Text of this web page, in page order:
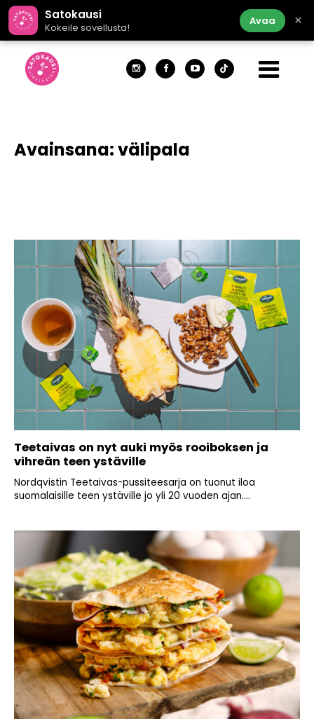
Satokausi
Kokeile sovellusta!
Avaa ×
Avainsana:välipala
Teetaivas on nyt auki myös rooiboksen ja
vihreän teen ystäville
Nordqvistin Teetaivas-pussiteesarja on tuonut iloa
suomalaisille teen ystäville jo yli 20 vuoden ajan....